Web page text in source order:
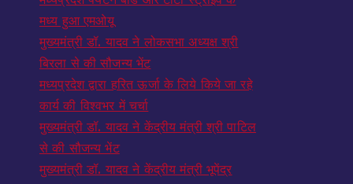
मध्य हुआ एमओयू
मुख्यमंत्री डॉ. यादव ने लोकसभा अध्यक्ष श्री
बिरला से की सौजन्य भेंट
मध्यप्रदेश द्वारा हरित ऊर्जा के लिये किये जा रहे
कार्य की विश्वभर में चर्चा
मुख्यमंत्री डॉ. यादव ने केंद्रीय मंत्री श्री पाटिल
से की सौजन्य भेंट
मुख्यमंत्री डॉ. यादव ने केंद्रीय मंत्री भूपेंद्र